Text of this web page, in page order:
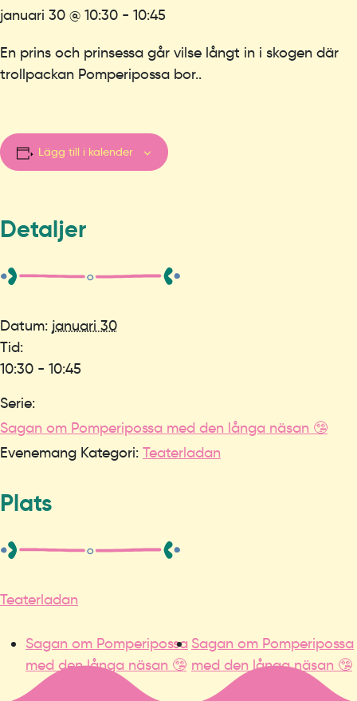
januari 30 @ 10:30 - 10:45
En prins och prinsessa går vilse långt in i skogen där
trollpackan Pomperipossa bor..
Lägg till i kalender
Detaljer
Datum: januari 30
Tid:
10:30 - 10:45
Serie:
Sagan om Pomperipossa med den långa näsan 🤥
Evenemang Kategori: Teaterladan
Plats
Teaterladan
Sagan om Pomperipossa
med den långa näsan 🤥
Sagan om Pomperipossa
med den långa näsan 🤥